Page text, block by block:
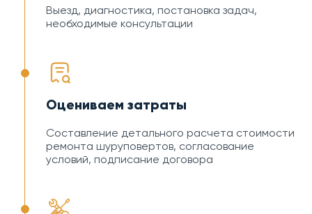
Выезд, диагностика, постановка задач,
необходимые консультации
Оцениваем затраты
Составление детального расчета стоимости
ремонта шуруповертов, согласование
условий, подписание договора